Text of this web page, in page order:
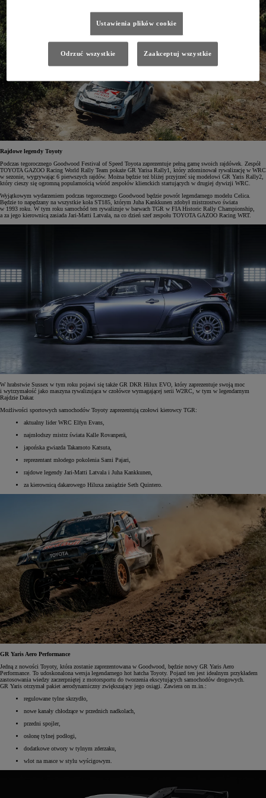
Rajdowe legendy Toyoty
Podczas tegorocznego Goodwood Festival of Speed Toyota zaprezentuje pełną gamę swoich rajdówek. Zespół
TOYOTA GAZOO Racing World Rally Team pokaże GR Yarisa Rally1, który zdominował rywalizację w WRC
w sezonie, wygrywając 6 pierwszych rajdów. Można będzie też bliżej przyjrzeć się modelowi GR Yaris Rally2,
który cieszy się ogromną popularnością wśród zespołów klienckich startujących w drugiej dywizji WRC.
Wyjątkowym wydarzeniem podczas tegorocznego Goodwood będzie powrót legendarnego modelu Celica.
Będzie to napędzany na wszystkie koła ST185, którym Juha Kankkunen zdobył mistrzostwo świata
w 1993 roku. W tym roku samochód ten rywalizuje w barwach TGR w FIA Historic Rally Championship,
a za jego kierownicą zasiada Jari-Matti Latvala, na co dzień szef zespołu TOYOTA GAZOO Racing WRT.
W hrabstwie Sussex w tym roku pojawi się także GR DKR Hilux EVO, który zaprezentuje swoją moc
i wytrzymałość jako maszyna rywalizująca w czołówce wymagającej serii W2RC, w tym w legendarnym
Rajdzie Dakar.
Możliwości sportowych samochodów Toyoty zaprezentują czołowi kierowcy TGR:
aktualny lider WRC Elfyn Evans,
najmłodszy mistrz świata Kalle Rovanperä,
japońska gwiazda Takamoto Katsuta,
reprezentant młodego pokolenia Sami Pajari,
rajdowe legendy Jari-Matti Latvala i Juha Kankkunen,
za kierownicą dakarowego Hiluxa zasiądzie Seth Quintero.
GR Yaris Aero Performance
Jedną z nowości Toyoty, która zostanie zaprezentowana w Goodwood, będzie nowy GR Yaris Aero
Performance. To udoskonalona wersja legendarnego hot hatcha Toyoty. Pojazd ten jest idealnym przykładem
zastosowania wiedzy zaczerpniętej z motorsportu do tworzenia ekscytujących samochodów drogowych.
GR Yaris otrzymał pakiet aerodynamiczny zwiększający jego osiągi. Zawiera on m.in.:
regulowane tylne skrzydło,
nowe kanały chłodzące w przednich nadkolach,
przedni spojler,
osłonę tylnej podłogi,
dodatkowe otwory w tylnym zderzaku,
wlot na masce w stylu wyścigowym.
Ustawienia plików cookie
Odrzuć wszystkie Zaakceptuj wszystkie